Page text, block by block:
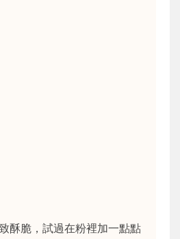
酥脆，試過在粉裡加一點點